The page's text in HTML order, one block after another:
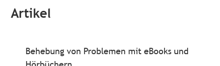
Artikel
Behebung von Problemen mit eBooks und